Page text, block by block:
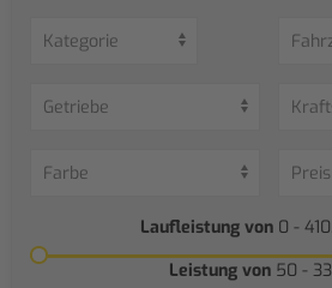
Laufleistung von 0 -
Leistung von 50 -